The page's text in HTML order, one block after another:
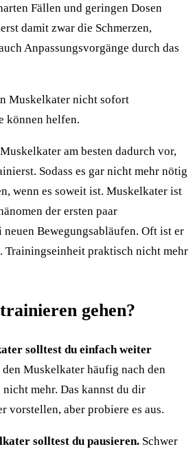
Fällen und geringen Dosen
damit zwar die Schmerzen,
Anpassungsvorgänge durch das
Muskelkater nicht sofort
können helfen.
am besten dadurch vor,
Sodass es gar nicht mehr nötig
wenn es soweit ist. Muskelkater ist
der ersten paar
Bewegungsabläufen. Oft ist er
Trainingseinheit praktisch nicht mehr
gehen?
solltest du einfach weiter
Muskelkater häufig nach den
mehr. Das kannst du dir
vorstellen, aber probiere es aus.
solltest du pausieren. Schwer